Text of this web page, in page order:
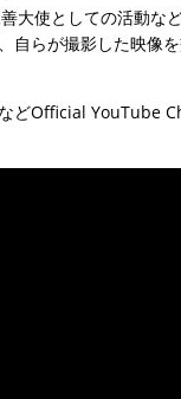
大使としての活動な
自らが撮影した映像
どOfficial YouTube